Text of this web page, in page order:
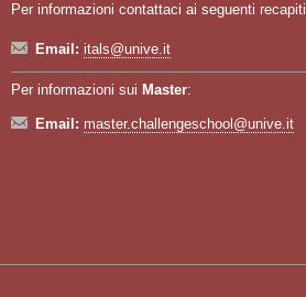
Per informazioni contattaci ai seguenti recapiti
Email: itals@unive.it
Per informazioni sui Master:
Email: master.challengeschool@unive.it